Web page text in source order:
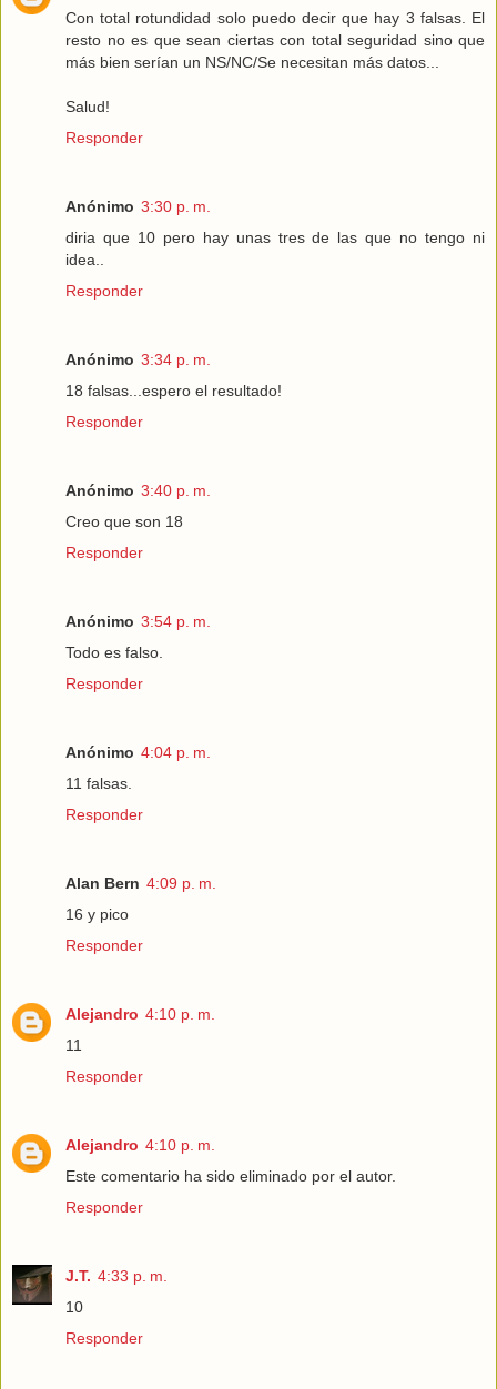
Con total rotundidad solo puedo decir que hay 3 falsas. El
resto no es que sean ciertas con total seguridad sino que
más bien serían un NS/NC/Se necesitan más datos...
Salud!
Responder
Anónimo 3:30 p. m.
diria que 10 pero hay unas tres de las que no tengo ni
idea..
Responder
Anónimo 3:34 p. m.
18 falsas...espero el resultado!
Responder
Anónimo 3:40 p. m.
Creo que son 18
Responder
Anónimo 3:54 p. m.
Todo es falso.
Responder
Anónimo 4:04 p. m.
11 falsas.
Responder
Alan Bern 4:09 p. m.
16 y pico
Responder
Alejandro 4:10 p. m.
11
Responder
Alejandro 4:10 p. m.
Este comentario ha sido eliminado por el autor.
Responder
J.T. 4:33 p. m.
10
Responder